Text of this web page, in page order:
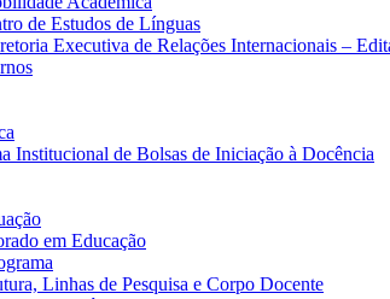
de Estudos de Línguas
Executiva de Relações Internacionais –
Institucional de Bolsas de Iniciação à Docência
em Educação
Linhas de Pesquisa e Corpo Docente